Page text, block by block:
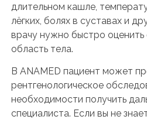
длительном кашле,
лёгких, болях в суставах и
врачу нужно быстро
область тела.
В ANAMED пациент может
рентгенологическое
необходимости получить
специалиста. Если вы не